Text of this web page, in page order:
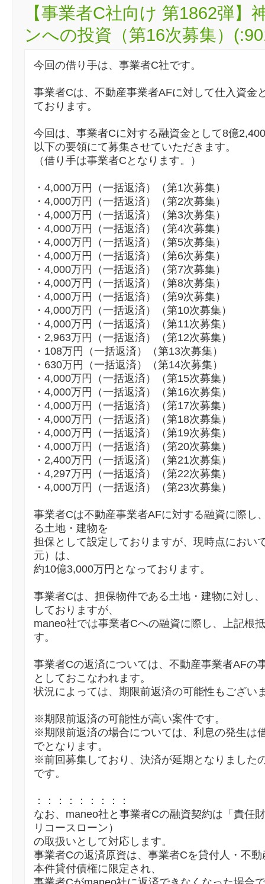
【事業者C社向け 第1862弾
ンへの投資（第16次募集）
今回の借り手は、事業者C社です。
事業者Cは、不動産事業者AFに対して仕入資金
ております。
今回は、事業者Cに対する融資金として8億
以下の要領にて募集させていただきます。
（借り手は事業者Cとなります。）
・4,000万円（一括返済）（第1次募集）
・4,000万円（一括返済）（第2次募集）
・4,000万円（一括返済）（第3次募集）
・4,000万円（一括返済）（第4次募集）
・4,000万円（一括返済）（第5次募集）
・4,000万円（一括返済）（第6次募集）
・4,000万円（一括返済）（第7次募集）
・4,000万円（一括返済）（第8次募集）
・4,000万円（一括返済）（第9次募集）
・4,000万円（一括返済）（第10次募集）
・4,000万円（一括返済）（第11次募集）
・2,963万円（一括返済）（第12次募集）
・108万円（一括返済）（第13次募集）
・630万円（一括返済）（第14次募集）
・4,000万円（一括返済）（第15次募集）
・4,000万円（一括返済）（第16次募集）
・4,000万円（一括返済）（第17次募集）
・4,000万円（一括返済）（第18次募集）
・4,000万円（一括返済）（第19次募集）
・4,000万円（一括返済）（第20次募集）
・2,400万円（一括返済）（第21次募集）
・4,297万円（一括返済）（第22次募集）
・4,000万円（一括返済）（第23次募集）
事業者Cは不動産事業者AFに対する融資に際し
る土地・建物を
担保として設定しておりますが、現時点におい
元）は、
約10億3,000万円となっております。
事業者Cは、担保物件である土地・建物に対し
しておりますが、
maneo社では事業者Cへの融資に際し、上記根
す。
事業者Cの返済については、不動産事業者AFの
としておこなわれます。
状況によっては、期限前返済の可能性もござい
※期限前返済の可能性が高い案件です。
※期限前返済の場合については、利息の発生は
でとなります。
※前回募集しており、決済が延期となりました
です。
：：：：：：：：：
なお、maneo社と事業者Cの融資契約は「責任
リコースローン）
の取扱いとして対応します。
事業者Cの返済原資は、事業者Cを貸付人・不
本件貸付債権に限定され、